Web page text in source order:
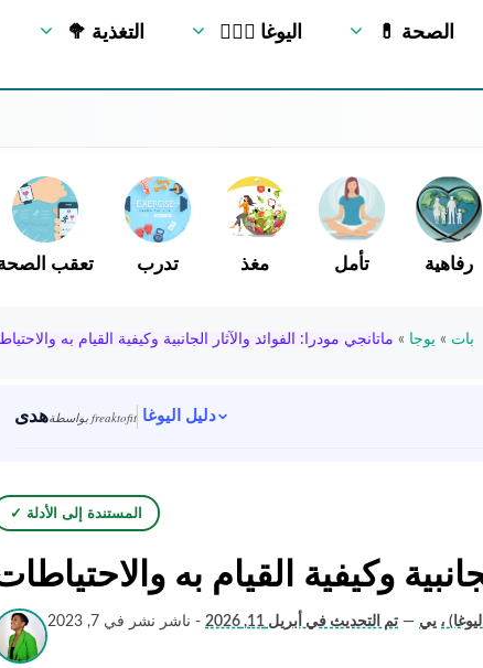
🥦 التغذية 🧘🏻‍♂️ اليوغا 💊 الصحة
تعقب تدرب مغذ تأمل رفاهية
بات » يوجا » ماتانجي مودرا: الفوائد والآثار الجانبية وكيفية القيام به
هدى بواسطة freaktofit دليل اليوغا
✓ المستندة إلى الأدلة
وكيفية القيام به
، يي — تم التحديث في أبريل 11, 2026 - ناشر نشر في 7, 2023